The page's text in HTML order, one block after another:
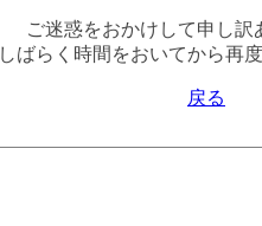
ご迷惑をおかけして申し訳
しばらく時間をおいてから再
戻る